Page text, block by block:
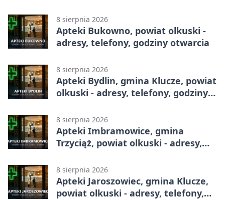
8 sierpnia 2026
Apteki Bukowno, powiat olkuski -
adresy, telefony, godziny otwarcia
8 sierpnia 2026
Apteki Bydlin, gmina Klucze, powiat
olkuski - adresy, telefony, godziny
8 sierpnia 2026
Apteki Imbramowice, gmina
Trzyciąż, powiat olkuski - adresy,
8 sierpnia 2026
Apteki Jaroszowiec, gmina Klucze,
powiat olkuski - adresy, telefony,